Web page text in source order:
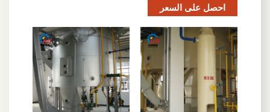
احصل على السعر